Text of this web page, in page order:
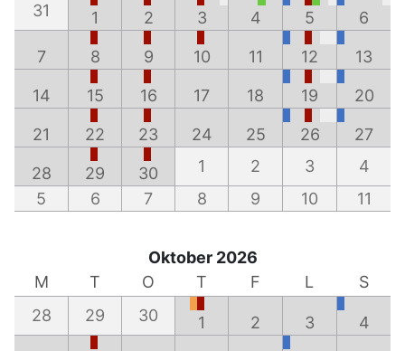
31
1 2 3 4 5 6
7 8 9 10 11 12 13
14 15 16 17 18 19 20
21 22 23 24 25 26 27
28 29 30 1 2 3
4
5
6 7 8 9 10 11
Oktober 2026
M
T O T F L
S
28
29 30 1 2 3 4